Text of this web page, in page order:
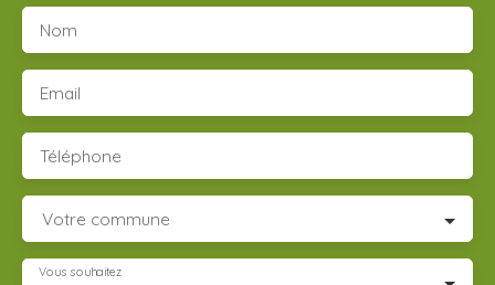
Nom
Email
Téléphone
Votre commune
Vous souhaitez